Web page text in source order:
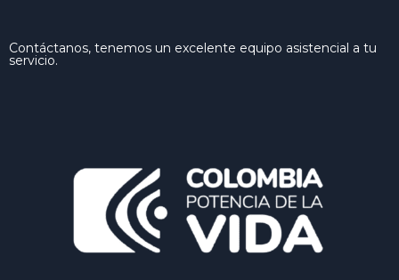
Contáctanos, tenemos un excelente equipo asistencial a tu
servicio.